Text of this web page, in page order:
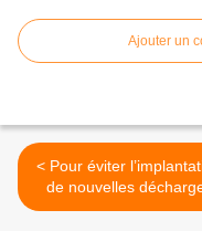
Ajouter un
< Pour éviter l’implantation
de nouvelles
dans le bassin